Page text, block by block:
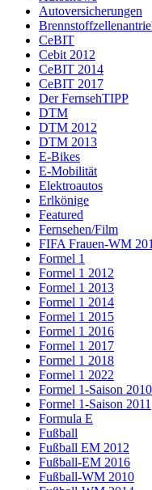
Autoversicherungen
CeBIT
Cebit 2012
CeBIT 2014
CeBIT 2017
Der FernsehTIPP
DTM
DTM 2012
DTM 2013
E-Bikes
E-Mobilität
Elektroautos
Erlkönige
Featured
Fernsehen/Film
FIFA Frauen-WM
Formel 1
Formel 1 2012
Formel 1 2013
Formel 1 2014
Formel 1 2015
Formel 1 2016
Formel 1 2017
Formel 1 2018
Formel 1 2022
Formel 1-Saison 2010
Formel 1-Saison 2011
Formula E
Fußball
Fußball EM 2012
Fußball-EM 2016
Fußball-WM 2010